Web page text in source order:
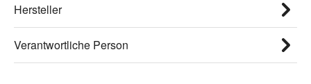
Hersteller
Verantwortliche Person